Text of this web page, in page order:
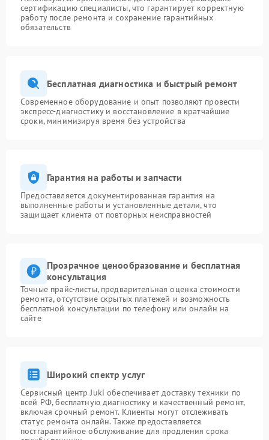
сертификацию специалисты, что гарантирует корректную
работу после ремонта и сохранение гарантийных
обязательств
Бесплатная диагностика и быстрый ремонт
Современное оборудование и опыт позволяют провести
экспресс-диагностику и восстановление в кратчайшие
сроки, минимизируя время без устройства
Гарантия на работы и запчасти
Предоставляется документированная гарантия на
выполненные работы и установленные детали, что
защищает клиента от повторных неисправностей
Прозрачное ценообразование и бесплатная
консультация
Точные прайс-листы, предварительная оценка стоимости
ремонта, отсутствие скрытых платежей и возможность
бесплатной консультации по телефону или онлайн на
сайте
Широкий спектр услуг
Сервисный центр Juki обеспечивает доставку техники по
всей РФ, бесплатную диагностику и качественный ремонт,
включая срочный ремонт. Клиенты могут отслеживать
статус ремонта онлайн. Также предоставляется
постгарантийное обслуживание для продления срока